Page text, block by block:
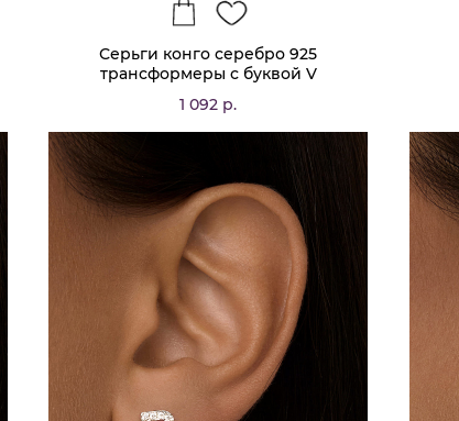
Серьги конго серебро 925
трансформеры с буквой V
1 092 р.